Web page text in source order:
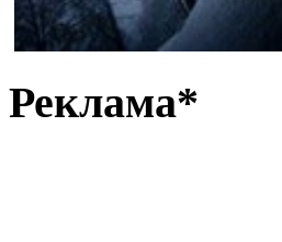
Реклама*